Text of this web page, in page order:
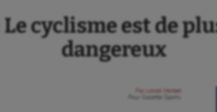
Le cyclisme est de
dangereux
Par
Lionel Herbet
Gazette Sports